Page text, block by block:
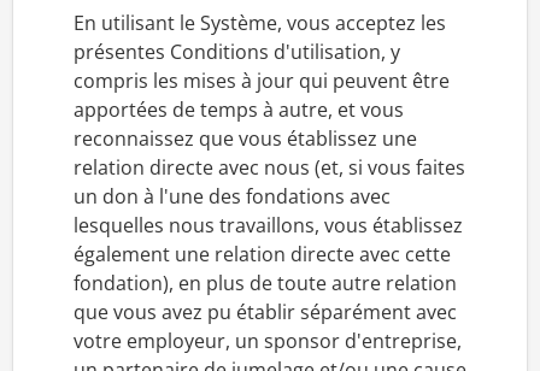
En utilisant le Système, vous acceptez les
présentes Conditions d'utilisation, y
compris les mises à jour qui peuvent être
apportées de temps à autre, et vous
reconnaissez que vous établissez une
relation directe avec nous (et, si vous faites
un don à l'une des fondations avec
lesquelles nous travaillons, vous établissez
également une relation directe avec cette
fondation), en plus de toute autre relation
que vous avez pu établir séparément avec
votre employeur, un sponsor d'entreprise,